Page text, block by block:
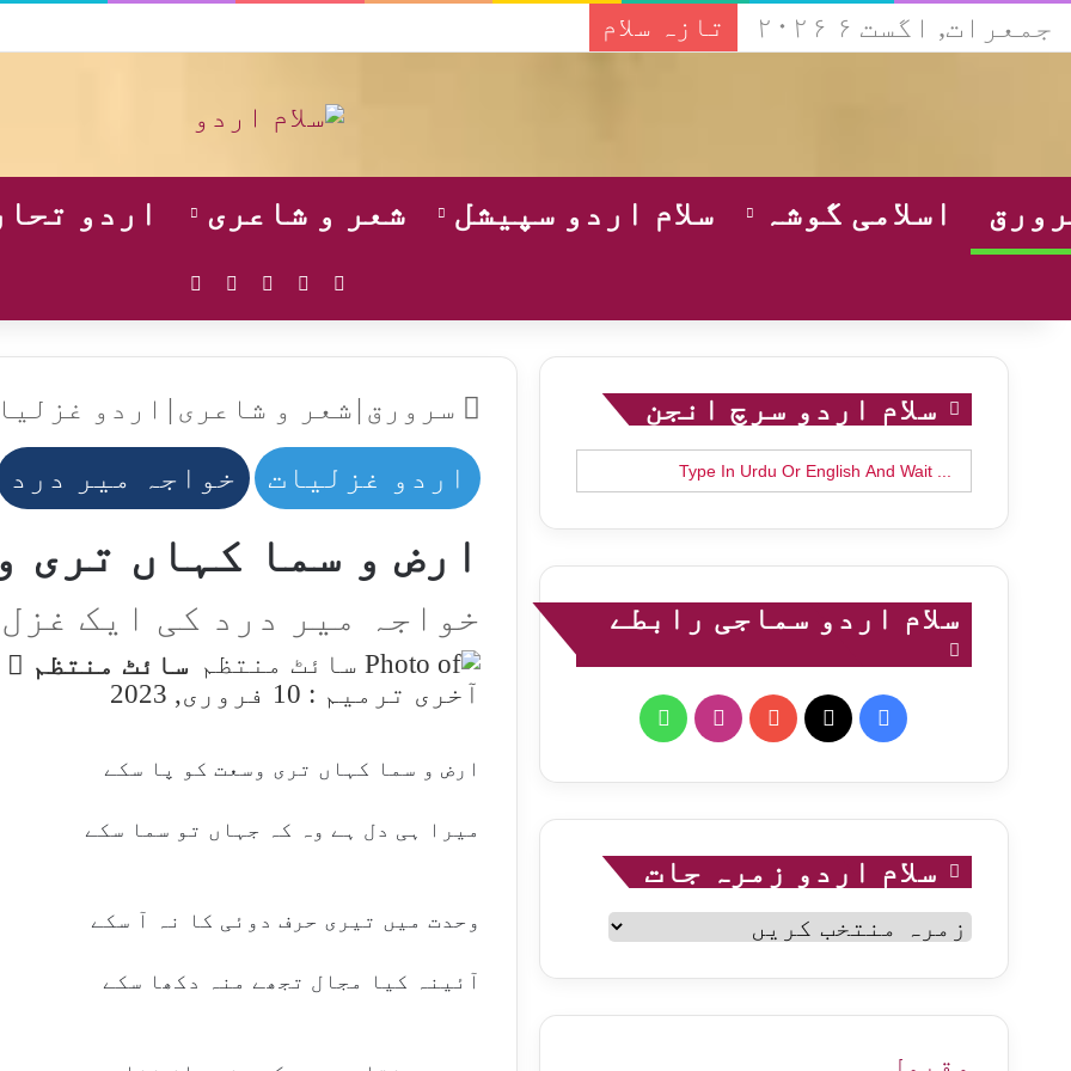
جمعرات, اگست ۶ ۲۰۲۶ تازہ سلام
اسلامی گوشہ سلام اردو سپیشل شعر و شاعری اردو
Facebook
YouTube
Instagram
سرورق | شعر و شاعری | اردو
اردو غزلیات خواجہ میر درد
ارض و سما کہاں تری
خواجہ میر درد کی ایک غزل
سائٹ منتظم
آخری ترمیم : 10 فروری, 2023
ارض و سما کہاں تری وسعت کو پا سکے
میرا ہی دل ہے وہ کہ جہاں تو سما سکے
وحدت میں تیری حرف دوئی کا نہ آ سکے
آئینہ کیا مجال تجھے منہ دکھا سکے
سلام اردو سرچ انجن
Search
for:
سلام اردو سماجی رابطے
Facebook
YouTube
Instagram
WhatsApp
سلام اردو زمرہ جات
سلام
اردو
زمرہ